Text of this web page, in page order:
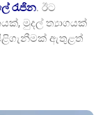
රැජින. ඊට
මුදල් ත්‍යාගයක්
ඇතුළත්